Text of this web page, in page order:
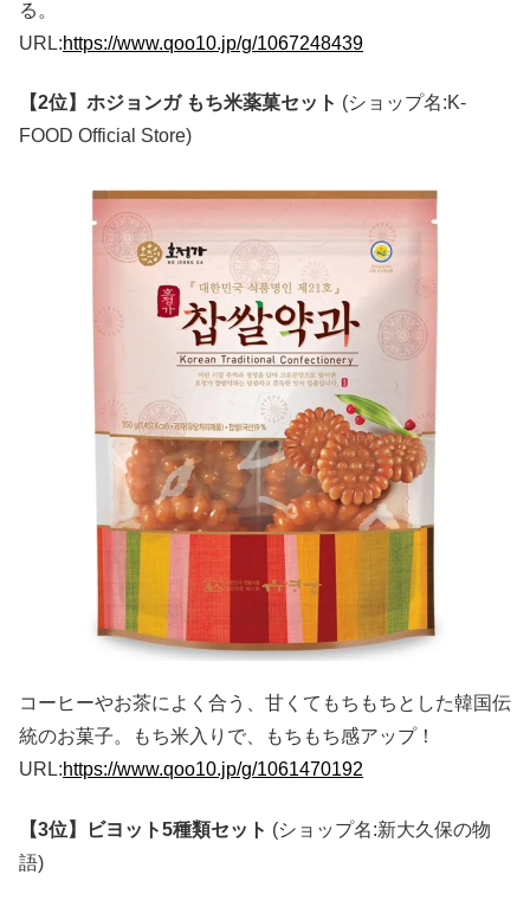
る。
URL:https://www.qoo10.jp/g/1067248439
【2位】ホジョンガ もち米薬菓セット (ショップ名:K-
FOOD Official Store)
コーヒーやお茶によく合う、甘くてもちもちとした韓国伝
統のお菓子。もち米入りで、もちもち感アップ！
URL:https://www.qoo10.jp/g/1061470192
【3位】ビヨット5種類セット (ショップ名:新大久保の物
語)